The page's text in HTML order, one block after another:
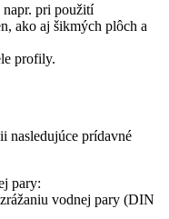
pri použití
ako aj šikmých plôch a
profily.
nasledujúce prídavné
pary:
vodnej pary (DIN